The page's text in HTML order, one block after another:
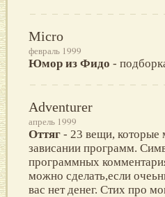
Micro
февраль 1999
Юмор из Фидо -
Adventurer
апрель 1999
Оттяг - 23 вещи, которые
зависании программ.
программных
можно сделать,если
вас нет денег. Стих про